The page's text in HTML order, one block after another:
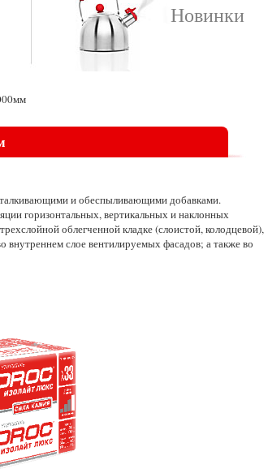
Новинки
и обеспыливающими добавками.
горизонтальных, вертикальных и наклонных
облегченной кладке (слоистой, колодцевой),
слое вентилируемых фасадов; а также во